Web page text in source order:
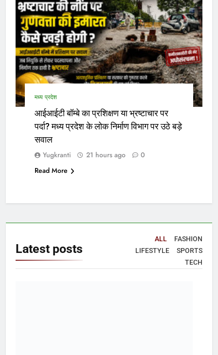
मध्य प्रदेश
आईआईटी बॉम्बे का प्रशिक्षण या भ्रष्टाचार पर
पर्दा? मध्य प्रदेश के लोक निर्माण विभाग पर उठे बड़े
सवाल
Yugkranti 21 hours ago
0
Read More
Latest posts
ALL
FASHION
LIFESTYLE
SPORTS
TECH